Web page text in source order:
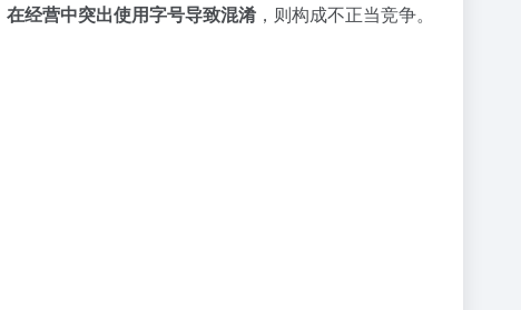
在经营中突出使用字号导致混淆 ，则构成不正当竞争。